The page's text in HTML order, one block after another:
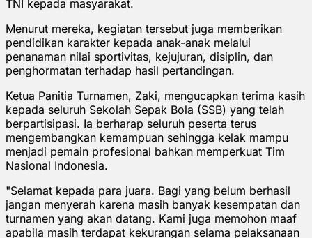
TNI kepada masyarakat.
Menurut mereka, kegiatan tersebut juga memberikan
pendidikan karakter kepada anak-anak melalui
penanaman nilai sportivitas, kejujuran, disiplin, dan
penghormatan terhadap hasil pertandingan.
Ketua Panitia Turnamen, Zaki, mengucapkan terima kasih
kepada seluruh Sekolah Sepak Bola (SSB) yang telah
berpartisipasi. Ia berharap seluruh peserta terus
mengembangkan kemampuan sehingga kelak mampu
menjadi pemain profesional bahkan memperkuat Tim
Nasional Indonesia.
"Selamat kepada para juara. Bagi yang belum berhasil
jangan menyerah karena masih banyak kesempatan dan
turnamen yang akan datang. Kami juga memohon maaf
apabila masih terdapat kekurangan selama pelaksanaan